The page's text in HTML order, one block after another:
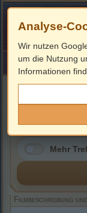
HOME
Mehr
Filmbeschreibung
Analyse-
Wir nutzen
um die Nutzung
Informationen